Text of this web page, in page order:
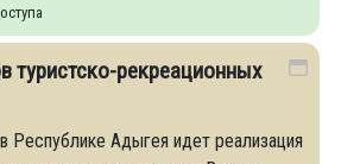
туристско-рекреационных
Республике Адыгея идет реализация